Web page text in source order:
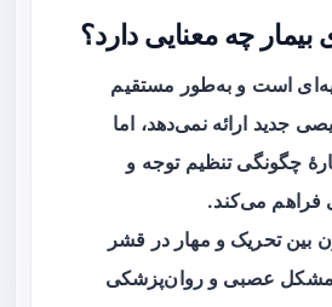
بیمار چه معنایی دارد؟
است و به‌طور مستقیم
جدید ارائه نمی‌دهد، اما
چگونگی تنظیم توجه و
می‌کند.
بین تحریک و مهار در قشر
مشکل عصبی و روان‌پزشکی